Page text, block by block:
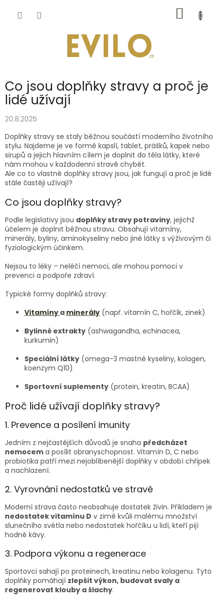
KOŠÍK
Co jsou doplňky stravy a proč je
lidé užívají
20.8.2025
Doplňky stravy se staly běžnou součástí moderního životního
stylu. Najdeme je ve formě kapslí, tablet, prášků, kapek nebo
sirupů a jejich hlavním cílem je doplnit do těla látky, které
nám mohou v každodenní stravě chybět.
Ale co to vlastně doplňky stravy jsou, jak fungují a proč je lidé
stále častěji užívají?
Co jsou doplňky stravy?
Podle legislativy jsou doplňky stravy potraviny, jejichž
účelem je doplnit běžnou stravu. Obsahují vitamíny,
minerály, byliny, aminokyseliny nebo jiné látky s výživovým či
fyziologickým účinkem.
Nejsou to léky – neléčí nemoci, ale mohou pomoci v
prevenci a podpoře zdraví.
Typické formy doplňků stravy:
Vitamíny a minerály (např. vitamín C, hořčík, zinek)
Bylinné extrakty (ashwagandha, echinacea,
kurkumin)
Speciální látky (omega-3 mastné kyseliny, kolagen,
koenzym Q10)
Sportovní suplementy (protein, kreatin, BCAA)
Proč lidé užívají doplňky stravy?
1. Prevence a posílení imunity
Jedním z nejčastějších důvodů je snaha předcházet
nemocem a posílit obranyschopnost. Vitamín D, C nebo
probiotika patří mezi nejoblíbenější doplňky v období chřipek
a nachlazení.
2. Vyrovnání nedostatků ve stravě
Moderní strava často neobsahuje dostatek živin. Příkladem je
nedostatek vitamínu D v zimě kvůli malému množství
slunečního světla nebo nedostatek hořčíku u lidí, kteří pijí
hodně kávy.
3. Podpora výkonu a regenerace
Sportovci sahají po proteinech, kreatinu nebo kolagenu. Tyto
doplňky pomáhají zlepšit výkon, budovat svaly a
regenerovat klouby a šlachy.